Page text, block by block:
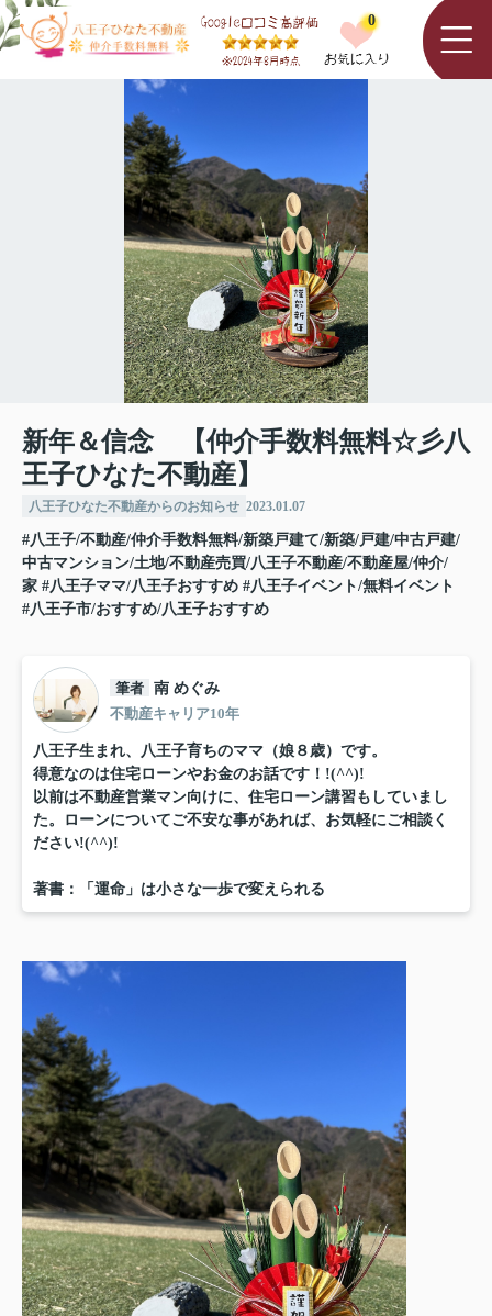
0
新年＆信念 【仲介手数料無料☆彡八
王子ひなた不動産】
八王子ひなた不動産からのお知らせ 2023.01.07
#八王子/不動産/仲介手数料無料/新築戸建て/新築/戸建/中古戸建/
中古マンション/土地/不動産売買/八王子不動産/不動産屋/仲介/
家 #八王子ママ/八王子おすすめ #八王子イベント/無料イベント
#八王子市/おすすめ/八王子おすすめ
筆者 南 めぐみ
不動産キャリア10年
八王子生まれ、八王子育ちのママ（娘８歳）です。
得意なのは住宅ローンやお金のお話です！!(^^)!
以前は不動産営業マン向けに、住宅ローン講習もしていまし
た。ローンについてご不安な事があれば、お気軽にご相談く
ださい!(^^)!
著書：「運命」は小さな一歩で変えられる